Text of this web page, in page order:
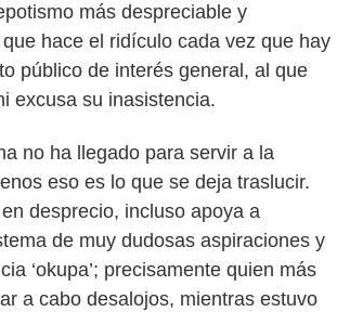
más despreciable y
hace el ridículo cada vez que hay
público de interés general, al que
excusa su inasistencia.
no ha llegado para servir a la
eso es lo que se deja traslucir.
desprecio, incluso apoya a
de muy dudosas aspiraciones y
‘okupa’; precisamente quien más
a cabo desalojos, mientras estuvo